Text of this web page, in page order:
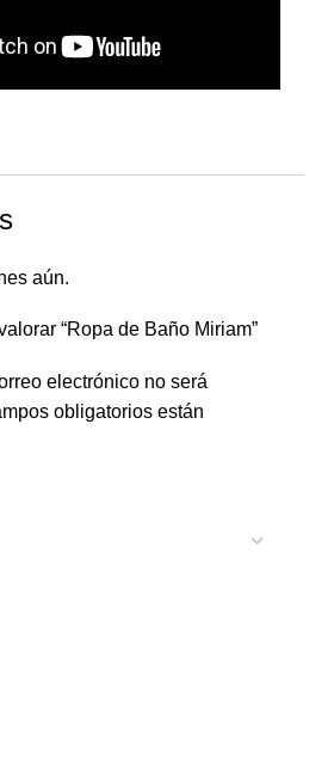
aún.
“Ropa de Baño Miriam”
electrónico no será
obligatorios están